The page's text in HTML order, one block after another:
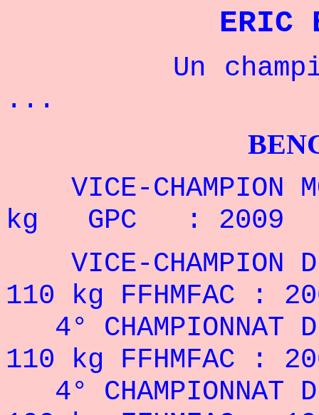
ERIC
Un champion
...
VICE-CHAMPION
kg GPC : 2009
VICE-CHAMPION
110 kg FFHMFAC :
4°
110 kg FFHMFAC :
4°